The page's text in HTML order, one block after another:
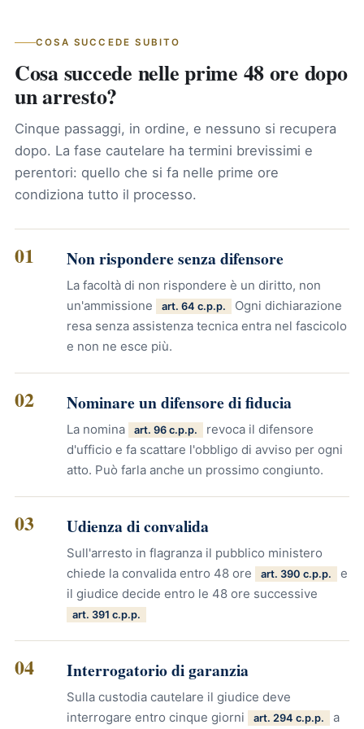
COSA SUCCEDE SUBITO
Cosa succede nelle prime 48 ore dopo
un arresto?
Cinque passaggi, in ordine, e nessuno si recupera
dopo. La fase cautelare ha termini brevissimi e
perentori: quello che si fa nelle prime ore
condiziona tutto il processo.
01 Non rispondere senza difensore
La facoltà di non rispondere è un diritto, non
un'ammissione
art. 64 c.p.p.
Ogni dichiarazione
resa senza assistenza tecnica entra nel fascicolo
e non ne esce più.
02 Nominare un difensore di fiducia
La nomina art. 96 c.p.p.
revoca il difensore
d'ufficio e fa scattare l'obbligo di avviso per ogni
atto. Può farla anche un prossimo congiunto.
03 Udienza di convalida
Sull'arresto in flagranza il pubblico ministero
chiede la convalida entro 48 ore
art. 390 c.p.p.
e
il giudice decide entro le 48 ore successive
art. 391 c.p.p.
04 Interrogatorio di garanzia
Sulla custodia cautelare il giudice deve
interrogare entro cinque giorni
art. 294 c.p.p.
a